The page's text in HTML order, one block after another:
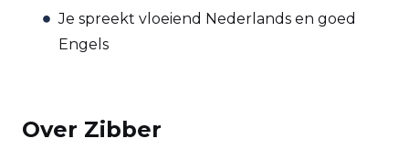
Je spreekt vloeiend Nederlands en goed
Engels
Over Zibber